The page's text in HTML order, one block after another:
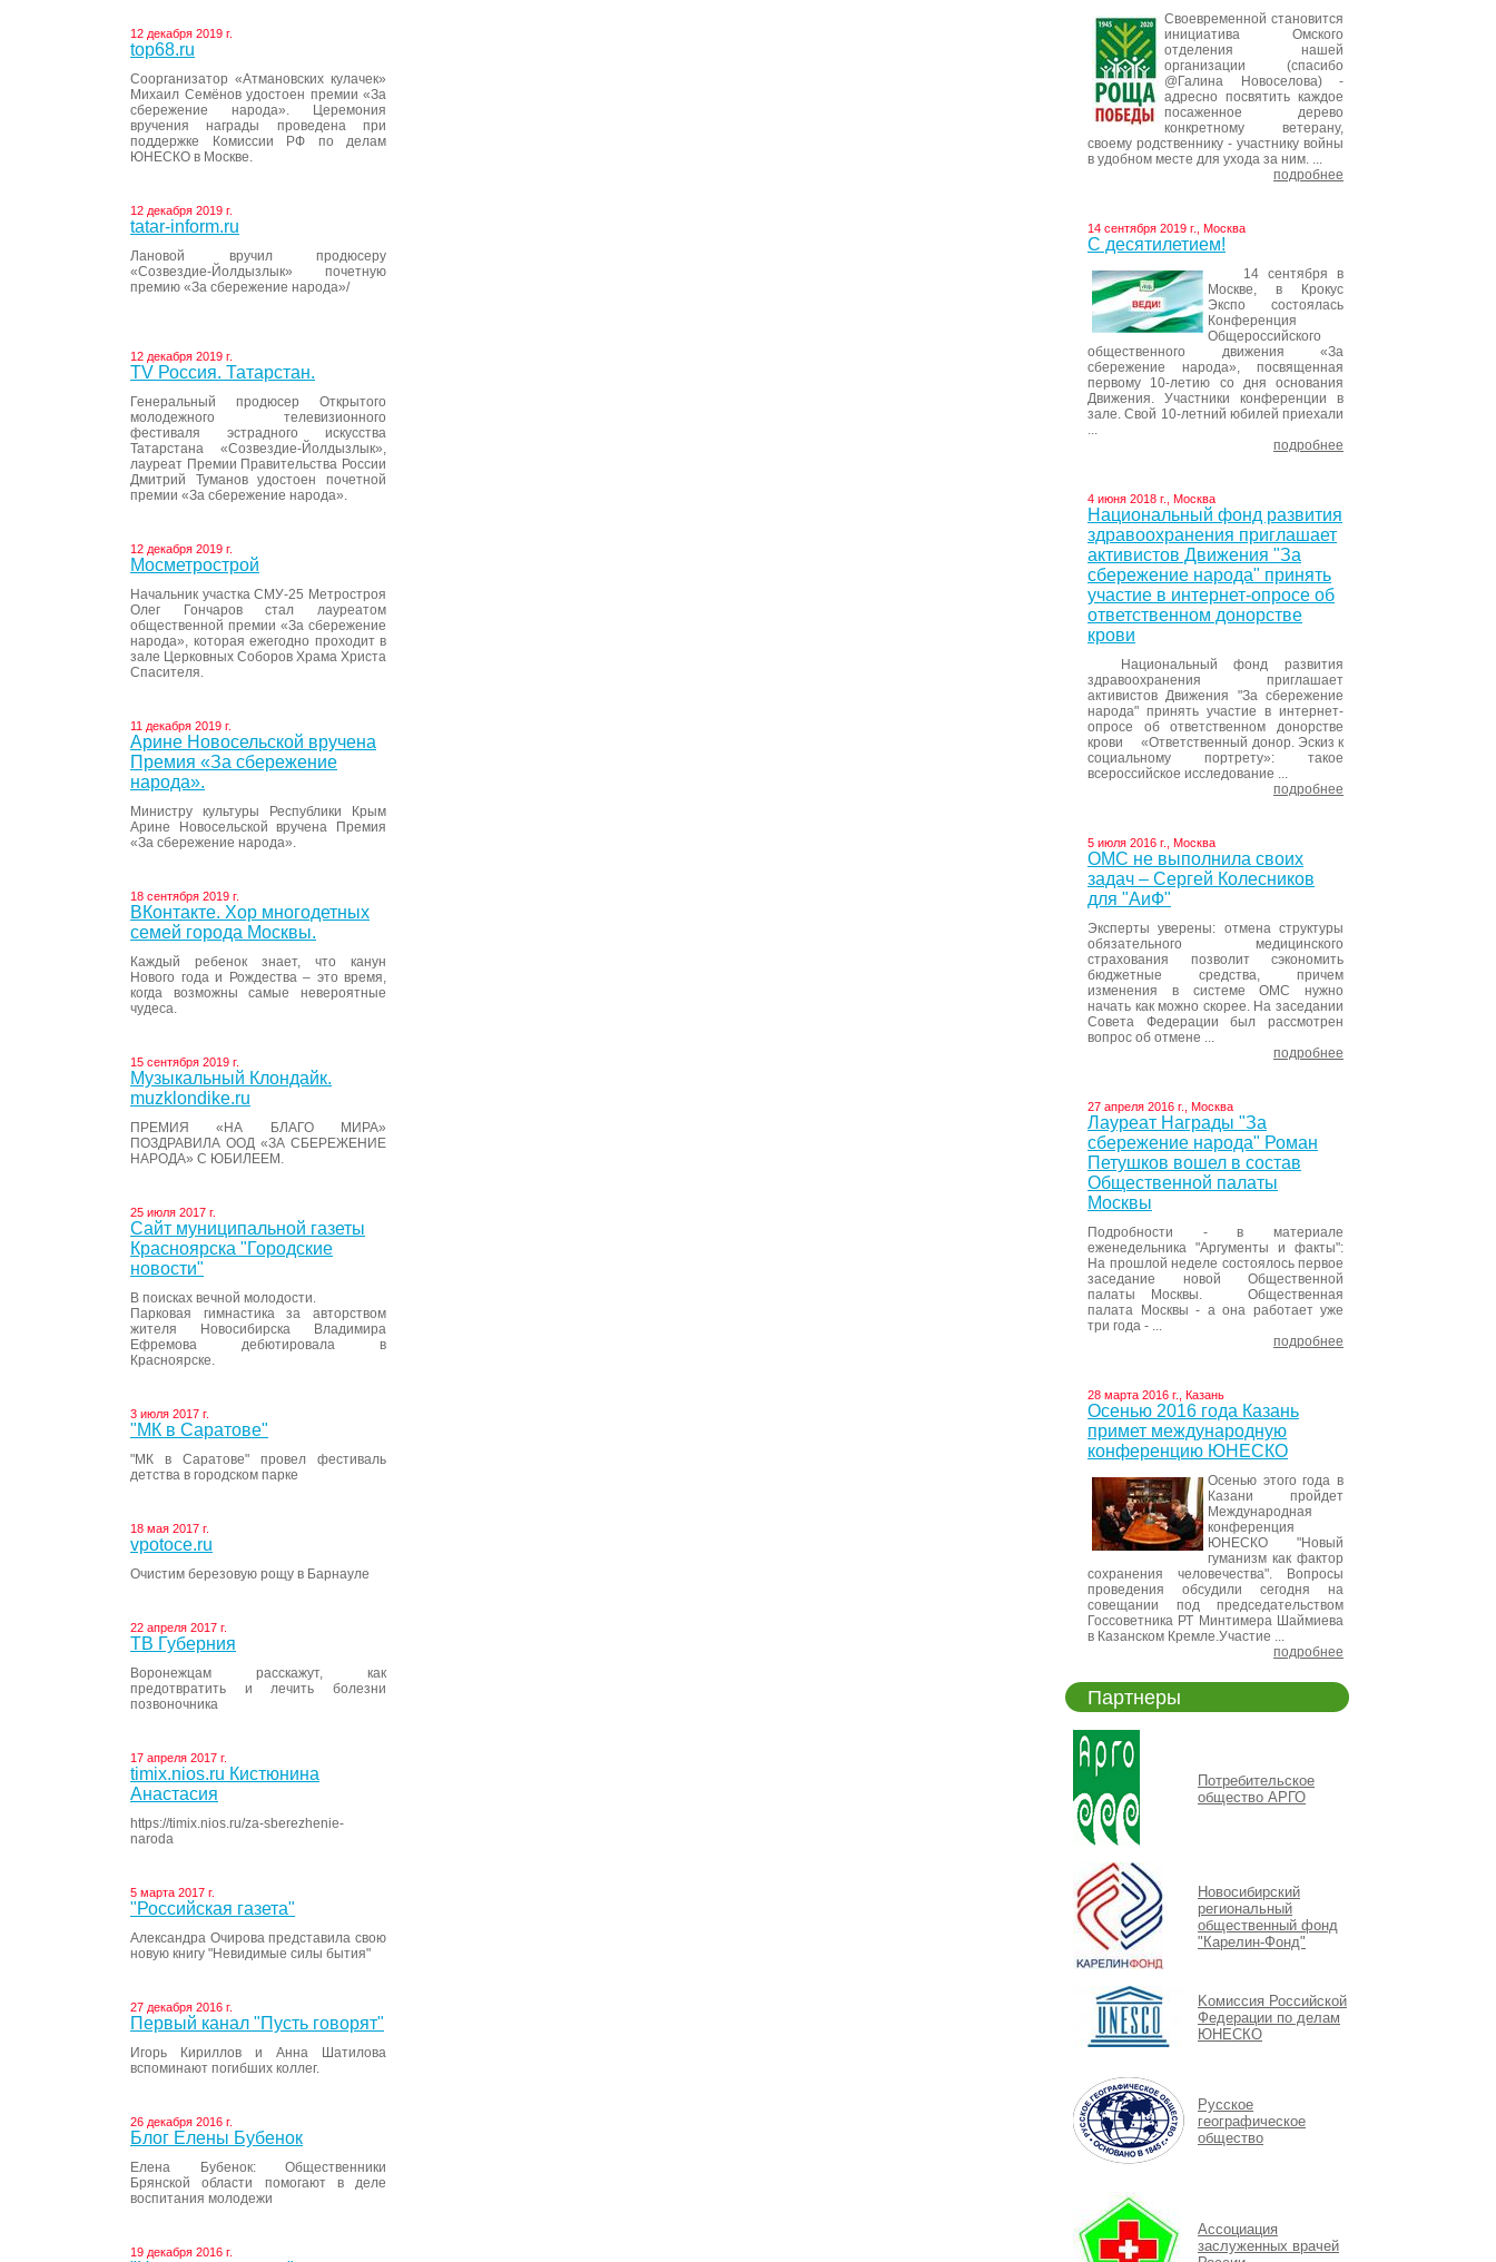
12 декабря 2019 г.
top68.ru
Соорганизатор «Атмановских кулачек»
Михаил Семёнов удостоен премии «За
сбережение народа». Церемония
вручения награды проведена при
поддержке Комиссии РФ по делам
ЮНЕСКО в Москве.
12 декабря 2019 г.
tatar-inform.ru
Лановой вручил продюсеру
«Созвездие-Йолдызлык» почетную
премию «За сбережение народа»/
12 декабря 2019 г.
ТV Россия. Татарстан.
Генеральный продюсер Открытого
молодежного телевизионного
фестиваля эстрадного искусства
Татарстана «Созвездие-Йолдызлык»,
лауреат Премии Правительства России
Дмитрий Туманов удостоен почетной
премии «За сбережение народа».
12 декабря 2019 г.
Мосметрострой
Начальник участка СМУ-25 Метростроя
Олег Гончаров стал лауреатом
общественной премии «За сбережение
народа», которая ежегодно проходит в
зале Церковных Соборов Храма Христа
Спасителя.
11 декабря 2019 г.
Арине Новосельской вручена
Премия «За сбережение
народа».
Министру культуры Республики Крым
Арине Новосельской вручена Премия
«За сбережение народа».
18 сентября 2019 г.
ВКонтакте. Хор многодетных
семей города Москвы.
Каждый ребенок знает, что канун
Нового года и Рождества – это время,
когда возможны самые невероятные
чудеса.
15 сентября 2019 г.
Музыкальный Клондайк.
muzklondike.ru
ПРЕМИЯ «НА БЛАГО МИРА»
ПОЗДРАВИЛА ООД «ЗА СБЕРЕЖЕНИЕ
НАРОДА» С ЮБИЛЕЕМ.
25 июля 2017 г.
Сайт муниципальной газеты
Красноярска "Городские
новости"
В поисках вечной молодости.
Парковая гимнастика за авторством
жителя Новосибирска Владимира
Ефремова дебютировала в
Красноярске.
3 июля 2017 г.
"МК в Саратове"
"МК в Саратове" провел фестиваль
детства в городском парке
18 мая 2017 г.
vpotoce.ru
Очистим березовую рощу в Барнауле
22 апреля 2017 г.
ТВ Губерния
Воронежцам расскажут, как
предотвратить и лечить болезни
позвоночника
17 апреля 2017 г.
timix.nios.ru Кистюнина
Анастасия
https://timix.nios.ru/za-sberezhenie-
naroda
5 марта 2017 г.
"Российская газета"
Александра Очирова представила свою
новую книгу "Невидимые силы бытия"
27 декабря 2016 г.
Первый канал "Пусть говорят"
Игорь Кириллов и Анна Шатилова
вспоминают погибших коллег.
26 декабря 2016 г.
Блог Елены Бубенок
Елена Бубенок: Общественники
Брянской области помогают в деле
воспитания молодежи
19 декабря 2016 г.
Своевременной становится
инициатива Омского
отделения нашей
организации (спасибо
@Галина Новоселова) -
адресно посвятить каждое
посаженное дерево
конкретному ветерану,
своему родственнику - участнику войны
в удобном месте для ухода за ним. ...
подробнее
14 сентября 2019 г., Москва
С десятилетием!
14 сентября в
Москве, в Крокус
Экспо состоялась
Конференция
Общероссийского
общественного движения «За
сбережение народа», посвященная
первому 10-летию со дня основания
Движения. Участники конференции в
зале. Свой 10-летний юбилей приехали
...
подробнее
4 июня 2018 г., Москва
Национальный фонд развития
здравоохранения приглашает
активистов Движения "За
сбережение народа" принять
участие в интернет-опросе об
ответственном донорстве
крови
Национальный фонд развития
здравоохранения приглашает
активистов Движения "За сбережение
народа" принять участие в интернет-
опросе об ответственном донорстве
крови «Ответственный донор. Эскиз к
социальному портрету»: такое
всероссийское исследование ...
подробнее
5 июля 2016 г., Москва
ОМС не выполнила своих
задач – Сергей Колесников
для "АиФ"
Эксперты уверены: отмена структуры
обязательного медицинского
страхования позволит сэкономить
бюджетные средства, причем
изменения в системе ОМС нужно
начать как можно скорее. На заседании
Совета Федерации был рассмотрен
вопрос об отмене ...
подробнее
27 апреля 2016 г., Москва
Лауреат Награды "За
сбережение народа" Роман
Петушков вошел в состав
Общественной палаты
Москвы
Подробности - в материале
еженедельника "Аргументы и факты":
На прошлой неделе состоялось первое
заседание новой Общественной
палаты Москвы. Общественная
палата Москвы - а она работает уже
три года - ...
подробнее
28 марта 2016 г., Казань
Осенью 2016 года Казань
примет международную
конференцию ЮНЕСКО
Осенью этого года в
Казани пройдет
Международная
конференция
ЮНЕСКО "Новый
гуманизм как фактор
сохранения человечества". Вопросы
проведения обсудили сегодня на
совещании под председательством
Госсоветника РТ Минтимера Шаймиева
в Казанском Кремле.Участие ...
подробнее
Партнеры
Потребительское
общество АРГО
Новосибирский
региональный
общественный фонд
"Карелин-Фонд"
Kомиссия Российской
Федерации по делам
ЮНЕСКО
Русское
географическое
общество
Ассоциация
заслуженных врачей